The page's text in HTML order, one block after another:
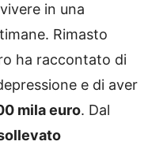
in una
Rimasto
ha raccontato di
e di aver
mila euro. Dal